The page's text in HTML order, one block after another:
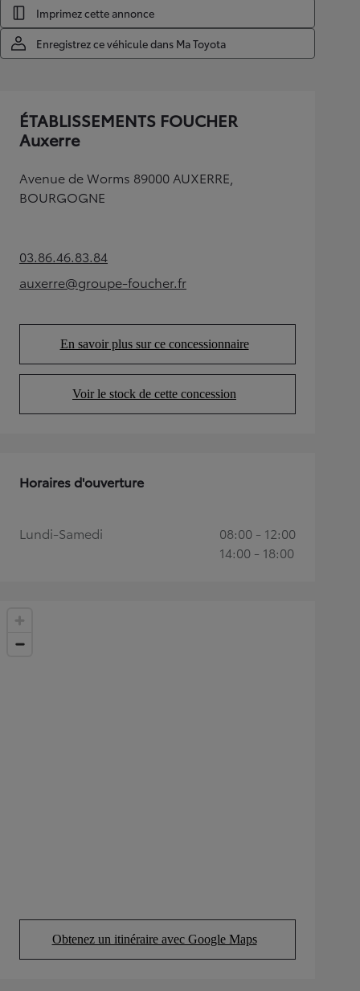
Imprimez cette annonce
Enregistrez ce véhicule dans Ma Toyota
ÉTABLISSEMENTS FOUCHER
Auxerre
Avenue de Worms 89000 AUXERRE,
BOURGOGNE
03.86.46.83.84(Opens in new tab)
auxerre@groupe-foucher.fr
(Opens in new tab)
En savoir plus sur ce concessionnaire
(Opens in new tab)
Voir le stock de cette concession
(Opens in new tab)
Obtenez un itinéraire avec Google Maps
(Opens in new tab)
Horaires d'ouverture
Lundi-Samedi
08:00 - 12:00
14:00 - 18:00